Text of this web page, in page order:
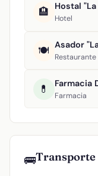
🏨 Hostal
Hotel
🍽️ Asador
Restaurante
💊 Farmacia
Farmacia
🚌